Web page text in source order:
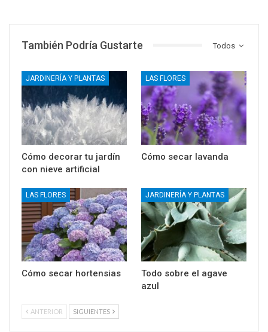
Todos
También Podría Gustarte
JARDINERÍA Y PLANTAS
Cómo decorar tu jardín
con nieve artificial
LAS FLORES
Cómo secar lavanda
LAS FLORES
Cómo secar hortensias
JARDINERÍA Y PLANTAS
Todo sobre el agave
azul
ANTERIOR SIGUIENTES